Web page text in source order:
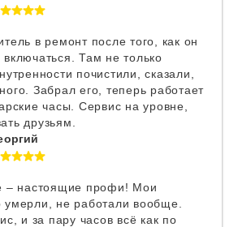
в ремонт после того, как он
Там не только
почистили, сказали,
Забрал его, теперь работает
часы. Сервис на уровне,
друзьям.
– настоящие профи! Мои
умерли, не работали вообще.
и за пару часов всё как по